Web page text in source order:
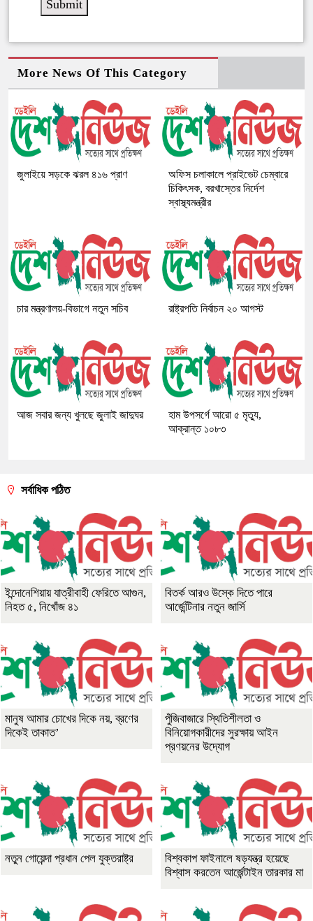
More News Of This Category
জুলাইয়ে সড়কে ঝরল ৪১৬ প্রাণ
অফিস চলাকালে প্রাইভেট চেম্বারে
চিকিৎসক, বরখাস্তের নির্দেশ
স্বাস্থ্যমন্ত্রীর
চার মন্ত্রণালয়-বিভাগে নতুন সচিব রাষ্ট্রপতি নির্বাচন ২০ আগস্ট
আজ সবার জন্য খুলছে জুলাই জাদুঘর
হাম উপসর্গে আরো ৫ মৃত্যু,
আক্রান্ত ১০৮৩
সর্বাধিক পঠিত
ইন্দোনেশিয়ায় যাত্রীবাহী ফেরিতে আগুন,
নিহত ৫, নিখোঁজ ৪১
বিতর্ক আরও উস্কে দিতে পারে
আর্জেন্টিনার নতুন জার্সি
মানুষ আমার চোখের দিকে নয়, ব্রণের
দিকেই তাকাত’
পুঁজিবাজারে স্থিতিশীলতা ও
বিনিয়োগকারীদের সুরক্ষায় আইন
প্রণয়নের উদ্যোগ
নতুন গোয়েন্দা প্রধান পেল যুক্তরাষ্ট্র
বিশ্বকাপ ফাইনালে ষড়যন্ত্র হয়েছে
বিশ্বাস করতেন আর্জেন্টাইন তারকার মা